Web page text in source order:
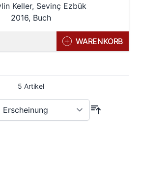
Keller, Sevinç Ezbük
2016, Buch
WARENKORB
5 Artikel